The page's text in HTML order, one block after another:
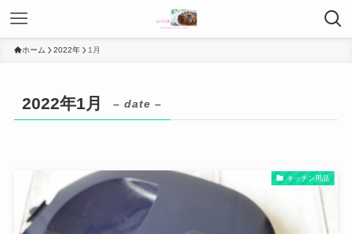
ホーム 2022年 1月
2022年1月 – date –
キッチン用品